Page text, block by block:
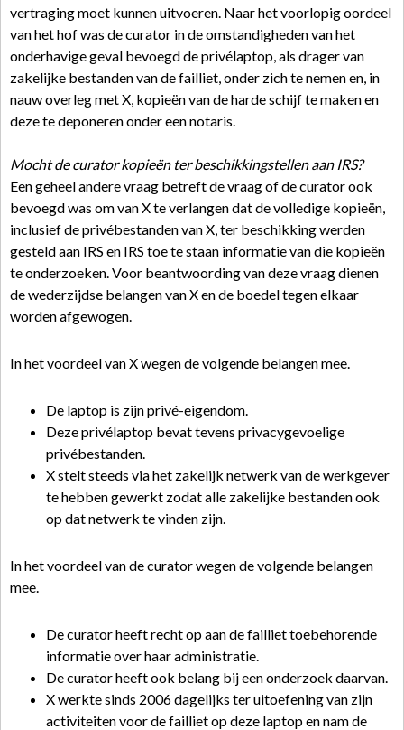
vertraging moet kunnen uitvoeren. Naar het voorlopig oordeel
van het hof was de curator in de omstandigheden van het
onderhavige geval bevoegd de privélaptop, als drager van
zakelijke bestanden van de failliet, onder zich te nemen en, in
nauw overleg met X, kopieën van de harde schijf te maken en
deze te deponeren onder een notaris.
Mocht de curator kopieën ter beschikkingstellen aan IRS?
Een geheel andere vraag betreft de vraag of de curator ook
bevoegd was om van X te verlangen dat de volledige kopieën,
inclusief de privébestanden van X, ter beschikking werden
gesteld aan IRS en IRS toe te staan informatie van die kopieën
te onderzoeken. Voor beantwoording van deze vraag dienen
de wederzijdse belangen van X en de boedel tegen elkaar
worden afgewogen.
In het voordeel van X wegen de volgende belangen mee.
De laptop is zijn privé-eigendom.
Deze privélaptop bevat tevens privacygevoelige
privébestanden.
X stelt steeds via het zakelijk netwerk van de werkgever
te hebben gewerkt zodat alle zakelijke bestanden ook
op dat netwerk te vinden zijn.
In het voordeel van de curator wegen de volgende belangen
mee.
De curator heeft recht op aan de failliet toebehorende
informatie over haar administratie.
De curator heeft ook belang bij een onderzoek daarvan.
X werkte sinds 2006 dagelijks ter uitoefening van zijn
activiteiten voor de failliet op deze laptop en nam de